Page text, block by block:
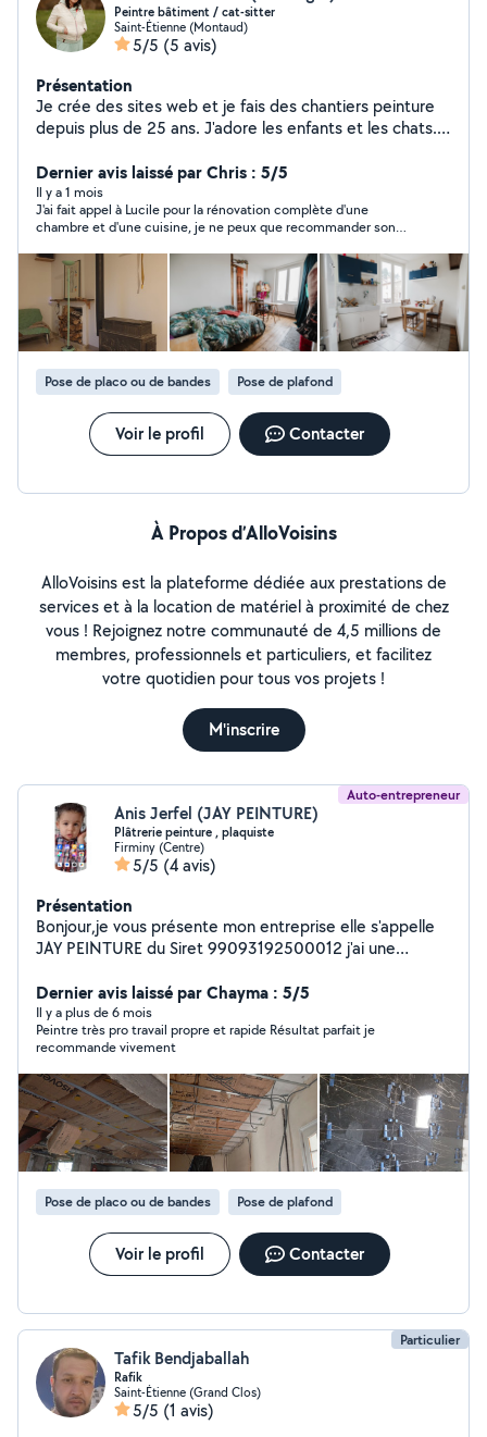
Peintre bâtiment / cat-sitter
Saint-Étienne (Montaud)
5/5 (5 avis)
Présentation
Je crée des sites web et je fais des chantiers peinture
depuis plus de 25 ans. J'adore les enfants et les chats.
minutieuse, j'accorde une importance à l'écoute et à
l'échange. Réactive et efficace je saurai m'adapter avec
soin à votre demande. Voici mon site internet :
https://bluelight.blue concernant la partie web. Merci et
à très bientôt !
Dernier avis laissé par Chris : 5/5
Il y a 1 mois
J'ai fait appel à Lucile pour la rénovation complète d'une
chambre et d'une cuisine, je ne peux que recommander son
peintures sont magnifiques, les finitions sont soignées et le
chantier a été rendu dans un état de propreté irréprochable. En
plus de la qualité technique, l'échange a été très agréable et
les délais ont été parfaitement respectés. Une belle rencontre
professionnelle, je referai appel sans hésiter.
Pose de placo ou de bandes Pose de plafond
Voir le profil Contacter
À Propos d’AlloVoisins
AlloVoisins est la plateforme dédiée aux prestations de
services et à la location de matériel à proximité de chez
vous ! Rejoignez notre communauté de 4,5 millions de
membres, professionnels et particuliers, et facilitez
votre quotidien pour tous vos projets !
M'inscrire
Auto-entrepreneur
Anis Jerfel (JAY PEINTURE)
Plâtrerie peinture , plaquiste
Firminy (Centre)
5/5 (4 avis)
Présentation
Bonjour,je vous présente mon entreprise elle s'appelle
JAY PEINTURE du Siret 99093192500012 j'ai une
mon entreprise assuré.cordialement Jerfel Anis
Dernier avis laissé par Chayma : 5/5
Il y a plus de 6 mois
Peintre très pro travail propre et rapide Résultat parfait je
recommande vivement
Pose de placo ou de bandes Pose de plafond
Voir le profil Contacter
Particulier
Tafik Bendjaballah
Rafik
Saint-Étienne (Grand Clos)
5/5 (1 avis)